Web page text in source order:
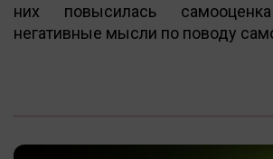
них повысилась
негативные мысли по поводу